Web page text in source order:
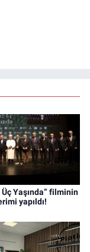
Yaşında” filminin
yapıldı!